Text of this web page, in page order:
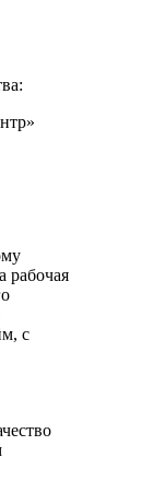
рабочая
с